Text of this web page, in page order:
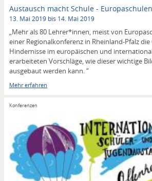
Austausch macht Schule -
13. Mai 2019 bis 14. Mai 2019
„Mehr als 80 Lehrer*innen, meist von
einer Regionalkonferenz in Rheinland-Pfalz die
Hindernisse im europäischen und
erarbeiteten Vorschläge, wie dieser wichtige
ausgebaut werden kann. “
Mehr erfahren
Konferenzen